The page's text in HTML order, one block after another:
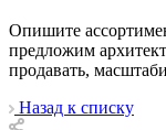
Опишите
предложим
продавать,
Назад к списку